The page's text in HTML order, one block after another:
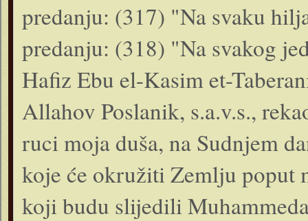
predanju: (317) "Na svaku
predanju: (318) "Na svakog
Hafiz Ebu el-Kasim et-
Allahov Poslanik, s.a.v.s.,
ruci moja duša, na Sudnjem
koje će okružiti Zemlju poput
koji budu slijedili